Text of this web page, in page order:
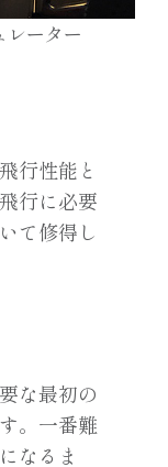
レーター
行性能と
行に必要
て修得し
な最初の
。一番難
なるま